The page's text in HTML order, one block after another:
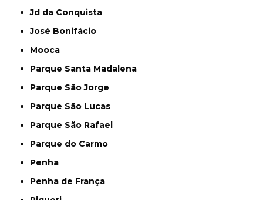
Jd da Conquista
José Bonifácio
Mooca
Parque Santa Madalena
Parque São Jorge
Parque São Lucas
Parque São Rafael
Parque do Carmo
Penha
Penha de França